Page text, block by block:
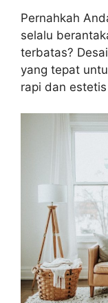
Pernahkah
selalu
terbatas?
yang tepat
rapi dan